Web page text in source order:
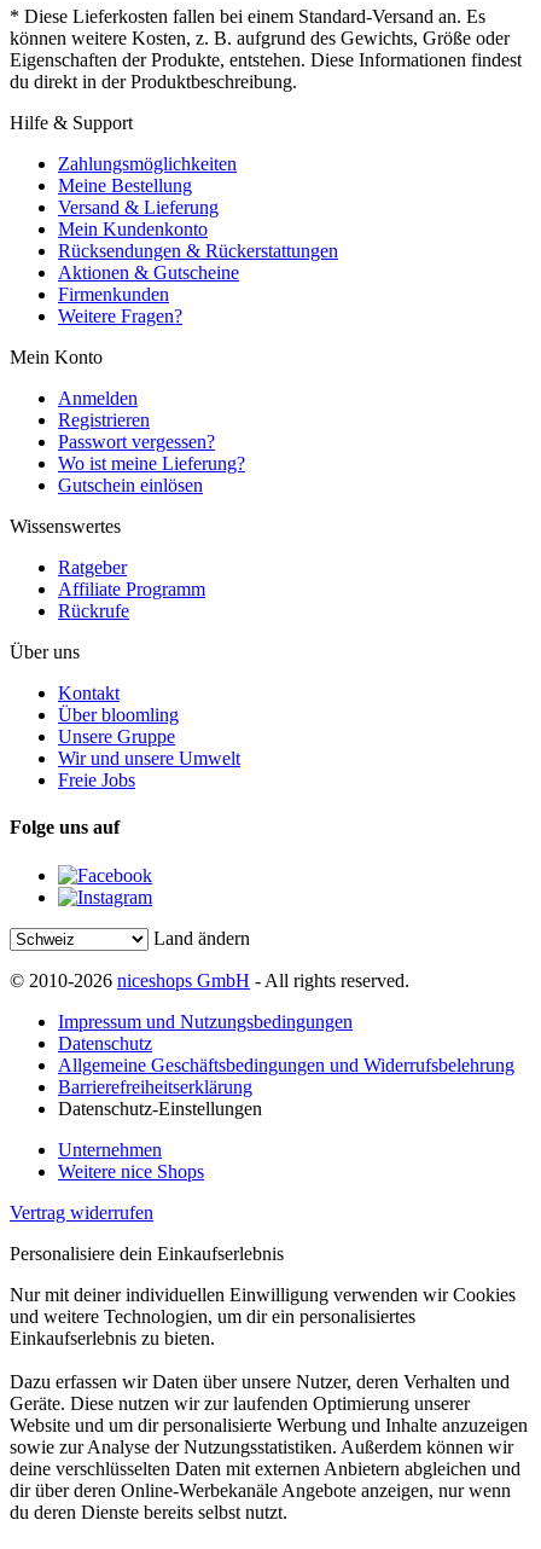
* Diese Lieferkosten fallen bei einem Standard-Versand an. Es
können weitere Kosten, z. B. aufgrund des Gewichts, Größe oder
Eigenschaften der Produkte, entstehen. Diese Informationen findest
du direkt in der Produktbeschreibung.
Hilfe & Support
Zahlungsmöglichkeiten
Meine Bestellung
Versand & Lieferung
Mein Kundenkonto
Rücksendungen & Rückerstattungen
Aktionen & Gutscheine
Firmenkunden
Weitere Fragen?
Mein Konto
Anmelden
Registrieren
Passwort vergessen?
Wo ist meine Lieferung?
Gutschein einlösen
Wissenswertes
Ratgeber
Affiliate Programm
Rückrufe
Über uns
Kontakt
Über bloomling
Unsere Gruppe
Wir und unsere Umwelt
Freie Jobs
Folge uns auf
Land ändern
© 2010-2026 niceshops GmbH - All rights reserved.
Impressum und Nutzungsbedingungen
Datenschutz
Allgemeine Geschäftsbedingungen und Widerrufsbelehrung
Barrierefreiheitserklärung
Datenschutz-Einstellungen
Unternehmen
Weitere nice Shops
Vertrag widerrufen
Personalisiere dein Einkaufserlebnis
Nur mit deiner individuellen Einwilligung verwenden wir Cookies
und weitere Technologien, um dir ein personalisiertes
Einkaufserlebnis zu bieten.
Dazu erfassen wir Daten über unsere Nutzer, deren Verhalten und
Geräte. Diese nutzen wir zur laufenden Optimierung unserer
Website und um dir personalisierte Werbung und Inhalte anzuzeigen
sowie zur Analyse der Nutzungsstatistiken. Außerdem können wir
deine verschlüsselten Daten mit externen Anbietern abgleichen und
dir über deren Online-Werbekanäle Angebote anzeigen, nur wenn
du deren Dienste bereits selbst nutzt.